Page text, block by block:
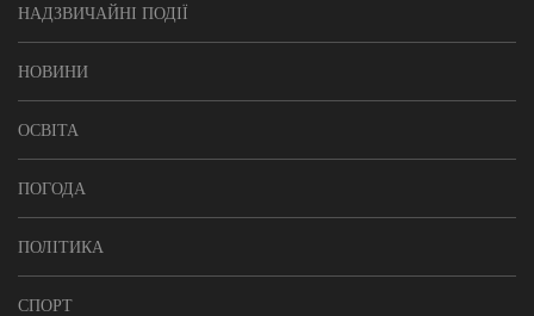
НАДЗВИЧАЙНІ ПОДІЇ
НОВИНИ
ОСВІТА
ПОГОДА
ПОЛІТИКА
СПОРТ